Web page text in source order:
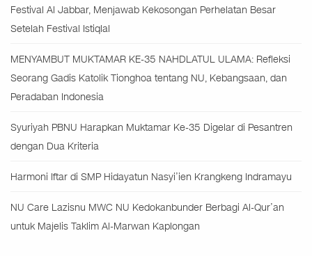
Festival Al Jabbar, Menjawab Kekosongan Perhelatan Besar
Setelah Festival Istiqlal
MENYAMBUT MUKTAMAR KE-35 NAHDLATUL ULAMA: Refleksi
Seorang Gadis Katolik Tionghoa tentang NU, Kebangsaan, dan
Peradaban Indonesia
Syuriyah PBNU Harapkan Muktamar Ke-35 Digelar di Pesantren
dengan Dua Kriteria
Harmoni Iftar di SMP Hidayatun Nasyi’ien Krangkeng Indramayu
NU Care Lazisnu MWC NU Kedokanbunder Berbagi Al-Qur’an
untuk Majelis Taklim Al-Marwan Kaplongan